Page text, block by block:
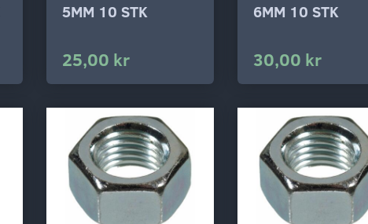
5MM 10 STK
25,00 kr
6MM 10 STK
30,00 kr